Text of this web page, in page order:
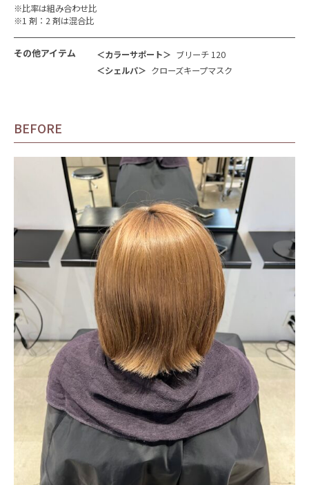
※比率は組み合わせ比
※1 剤：2 剤は混合比
その他アイテム ＜カラーサポート＞ ブリーチ 120
＜シェルパ＞ クローズキープマスク
BEFORE